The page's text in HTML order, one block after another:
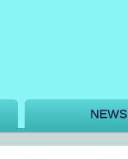
NEWS